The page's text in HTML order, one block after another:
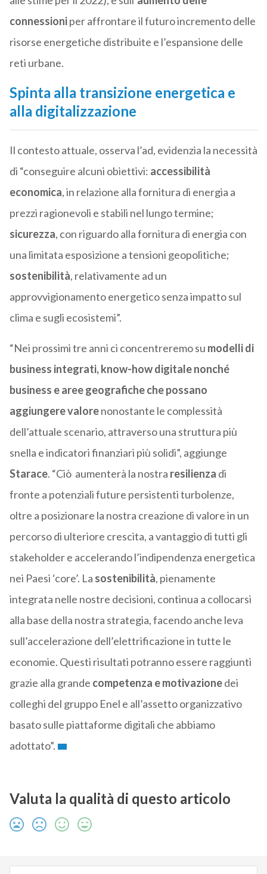
connessioniper affrontare il futuro incremento delle
risorse energetiche distribuite e l’espansione delle
reti urbane.
Spinta alla transizione energetica e
alla digitalizzazione
Il contesto attuale, osserva l’ad, evidenzia la necessità
di “conseguire alcuni obiettivi: accessibilità
economica, in relazione alla fornitura di energia a
prezzi ragionevoli e stabili nel lungo termine;
sicurezza, con riguardo alla fornitura di energia con
una limitata esposizione a tensioni geopolitiche;
sostenibilità, relativamente ad un
approvvigionamento energetico senza impatto sul
clima e sugli ecosistemi”.
“Nei prossimi tre anni ci concentreremo su modelli di
business integrati, know-how digitale nonché
business e aree geografiche che possano
aggiungere valorenonostante le complessità
dell’attuale scenario, attraverso una struttura più
snella e indicatori finanziari più solidi”, aggiunge
Starace. “Ciò aumenterà la nostra resilienza di
fronte a potenziali future persistenti turbolenze,
oltre a posizionare la nostra creazione di valore in un
percorso di ulteriore crescita, a vantaggio di tutti gli
stakeholder e accelerando l’indipendenza energetica
nei Paesi ‘core’. La sostenibilità, pienamente
integrata nelle nostre decisioni, continua a collocarsi
alla base della nostra strategia, facendo anche leva
sull’accelerazione dell’elettrificazione in tutte le
economie. Questi risultati potranno essere raggiunti
grazie alla grande competenza e motivazionedei
colleghi del gruppo Enel e all’assetto organizzativo
basato sulle piattaforme digitali che abbiamo
adottato”.
Valuta la qualità di questo articolo